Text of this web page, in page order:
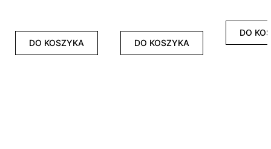
DO KOSZYKA DO KOSZYKA
DO